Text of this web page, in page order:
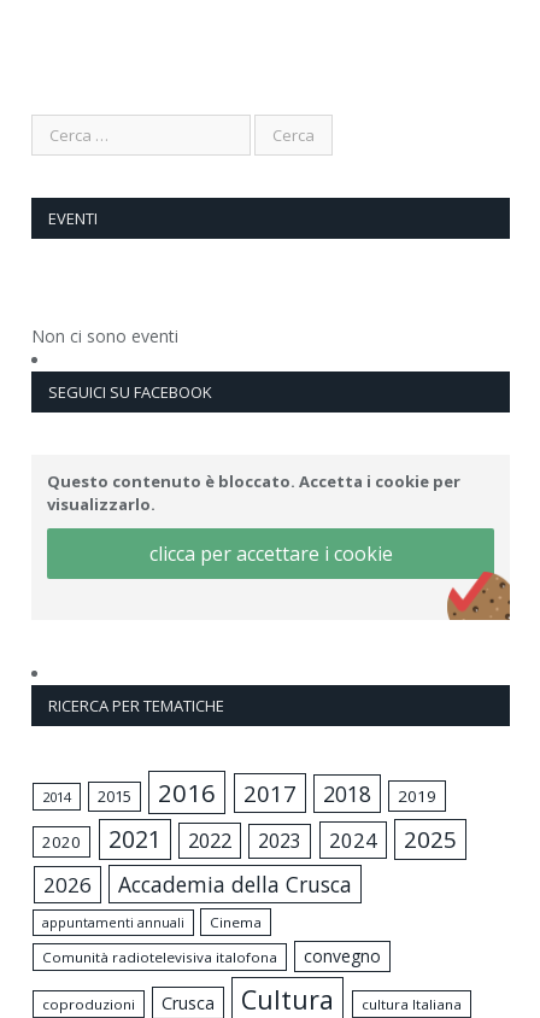
EVENTI
Non ci sono eventi
SEGUICI SU FACEBOOK
Questo contenuto è bloccato. Accetta i cookie per
visualizzarlo.
clicca per accettare i cookie
RICERCA PER TEMATICHE
2014 2015 2016 2017 2018 2019
2020 2021 2022 2023 2024 2025
2026 Accademia della Crusca
appuntamenti annuali
Cinema
Comunità radiotelevisiva italofona
convegno
coproduzioni Crusca Cultura
cultura Italiana